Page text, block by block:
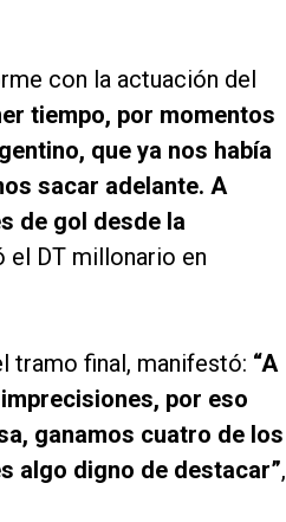
con la actuación del
tiempo, por momentos
que ya nos había
sacar adelante. A
de gol desde la
el DT millonario en
tramo final, manifestó: “A
por eso
ganamos cuatro de los
algo digno de destacar”,